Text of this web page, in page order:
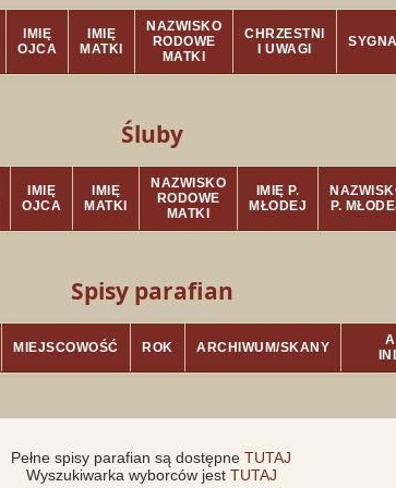
IMIĘ
OJCA
IMIĘ
MATKI
NAZWISKO
RODOWE
MATKI
CHRZESTNI
I UWAGI
Śluby
IMIĘ
OJCA
IMIĘ
MATKI
NAZWISKO
RODOWE
MATKI
IMIĘ P.
MŁODEJ
P.
Spisy parafian
MIEJSCOWOŚĆ ROK ARCHIWUM/SKANY
Pełne spisy parafian są dostępneTUTAJ
Wyszukiwarka wyborców jest TUTAJ